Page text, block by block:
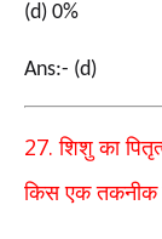
(d) 0%
Ans:- (d)
27.शिशु का
किस एक तकनीक